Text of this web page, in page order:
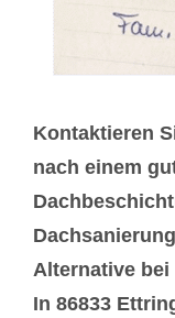
Kontaktieren
nach einem
Alternative bei
In 86833